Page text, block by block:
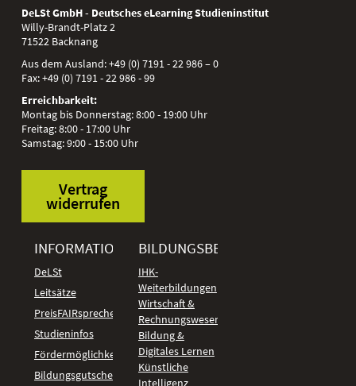
DeLSt GmbH - Deutsches eLearning Studieninstitut
Willy-Brandt-Platz 2
71522 Backnang
Aus dem Ausland:+49 (0) 7191 - 22 986 – 0
Fax:+49 (0) 7191 - 22 986 - 99
Erreichbarkeit:
Montag bis Donnerstag: 8:00 - 19:00 Uhr
Freitag: 8:00 - 17:00 Uhr
Samstag: 9:00 - 15:00 Uhr
Vertrag
widerrufen
INFORMATIONEN
DeLSt
Leitsätze
PreisFAIRsprechen
Studieninfos
Fördermöglichkeiten
Bildungsgutschein
BILDUNGSBEREICHE
IHK-
Weiterbildungen
Wirtschaft &
Rechnungswesen
Bildung &
Digitales Lernen
Künstliche
Intelligenz